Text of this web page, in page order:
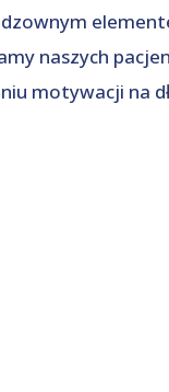
naszych
motywacji na